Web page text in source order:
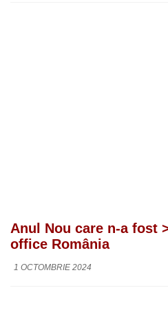
Anul Nou care n-a fost
office România
1 OCTOMBRIE 2024